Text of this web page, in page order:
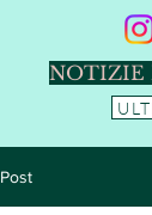
NOTIZIE
Post